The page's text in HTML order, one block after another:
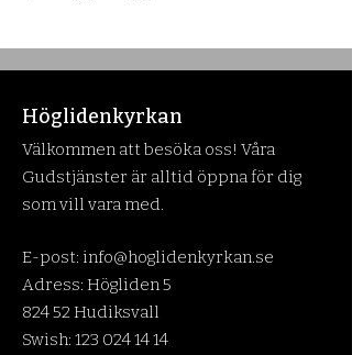
Höglidenkyrkan
Välkommen att besöka oss! Våra
Gudstjänster är alltid öppna för dig
som vill vara med.
E-post: info@hoglidenkyrkan.se
Adress: Högliden 5
824 52 Hudiksvall
Swish: 123 024 14 14